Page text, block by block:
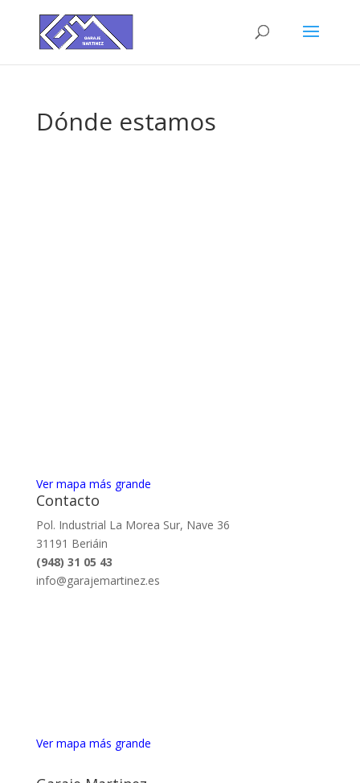
Dónde estamos
Ver mapa más grande
Contacto
Pol. Industrial La Morea Sur, Nave 36
31191 Beriáin
(948) 31 05 43
info@garajemartinez.es
Ver mapa más grande